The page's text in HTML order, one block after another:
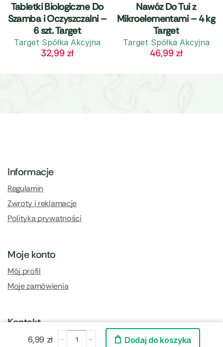
6,99 zł Dodaj do koszyka
Tabletki Biologiczne Do
Szamba i Oczyszczalni –
6 szt. Target
Target Spółka Akcyjna
32,99 zł
Nawóz Do Tui z
Mikroelementami – 4 kg
Target
Target Spółka Akcyjna
46,99 zł
Informacje
Regulamin
Zwroty i reklamacje
Polityka prywatności
Moje konto
Mój profil
Moje zamówienia
Kontakt
Kontakt i dane firmy